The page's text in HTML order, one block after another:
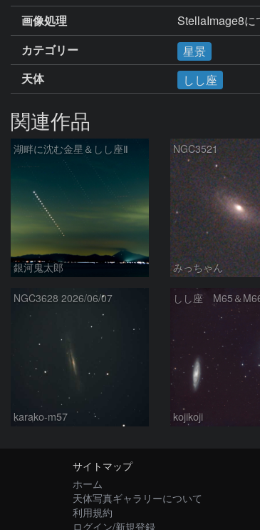
画像処理
StellaImage8
カテゴリー
星景
天体
しし座
関連作品
湖畔に沈む金星＆しし座Ⅱ
銀河鬼太郎
NGC3521
みっちゃん
NGC3628 2026/06/07
karako-m57
しし座 M65＆
kojikoji
サイトマップ
ホーム
天体写真ギャラリーについて
利用規約
ログイン/新規登録